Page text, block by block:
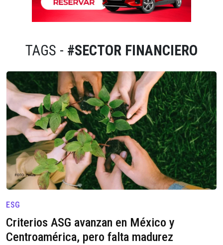
TAGS - #SECTOR FINANCIERO
ESG
Criterios ASG avanzan en México y
Centroamérica, pero falta madurez